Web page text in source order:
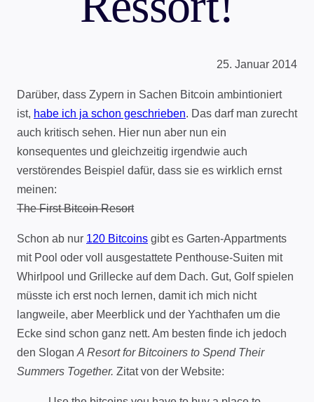
25. Januar 2014
Darüber, dass Zypern in Sachen Bitcoin ambintioniert
ist, habe ich ja schon geschrieben. Das darf man zurecht
auch kritisch sehen. Hier nun aber nun ein
konsequentes und gleichzeitig irgendwie auch
verstörendes Beispiel dafür, dass sie es wirklich ernst
meinen:
The First Bitcoin Resort
Schon ab nur 120 Bitcoins gibt es Garten-Appartments
mit Pool oder voll ausgestattete Penthouse-Suiten mit
Whirlpool und Grillecke auf dem Dach. Gut, Golf spielen
müsste ich erst noch lernen, damit ich mich nicht
langweile, aber Meerblick und der Yachthafen um die
Ecke sind schon ganz nett. Am besten finde ich jedoch
den Slogan A Resort for Bitcoiners to Spend Their
Summers Together. Zitat von der Website: